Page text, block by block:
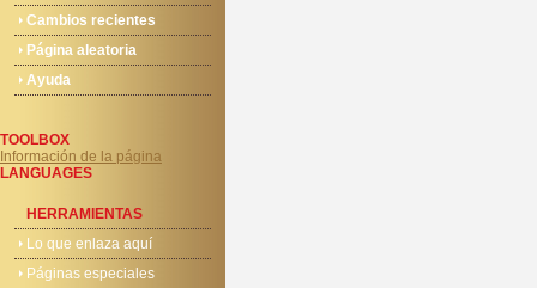
Cambios recientes
Página aleatoria
Ayuda
TOOLBOX
Información de la página
LANGUAGES
HERRAMIENTAS
Lo que enlaza aquí
Páginas especiales